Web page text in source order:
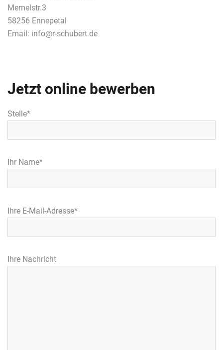
Memelstr.3
58256 Ennepetal
Email: info@r-schubert.de
Jetzt online bewerben
Stelle*
Ihr Name*
Ihre E-Mail-Adresse*
Ihre Nachricht